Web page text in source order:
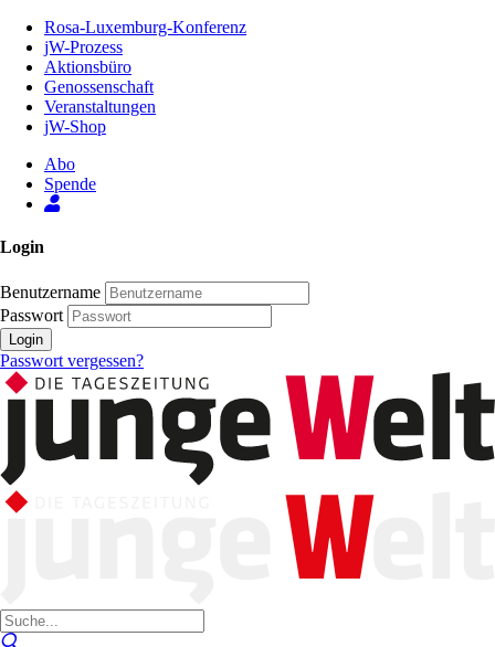
Inhalt
Seite
Rosa-Luxemburg-Konferenz
jW-Prozess
Aktionsbüro
Genossenschaft
Veranstaltungen
jW-Shop
Abo
Spende
Login
Benutzername
Passwort
Login
Passwort vergessen?